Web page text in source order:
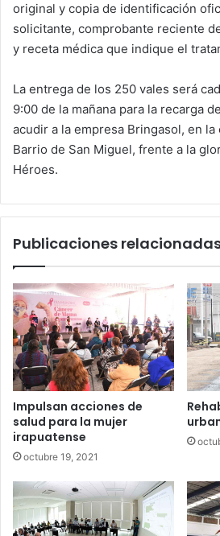
original y copia de identificación
solicitante, comprobante reciente
y receta médica que indique el
La entrega de los 250 vales será
9:00 de la mañana para la recarga
acudir a la empresa Bringasol, en la
Barrio de San Miguel, frente a la
Héroes.
Publicaciones
Impulsan acciones de
salud para la mujer
irapuatense
octubre 19, 2021